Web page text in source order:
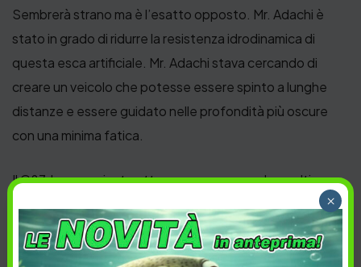
Sembrerà strano ma è l’esatto opposto. Mr. Adachi è
stato in grado di ridurre la resistenza idrodinamica di
questa esca artificiale. Mr. Adachi stava cercando di
creare un veicolo che potesse essere spinto a lunghe
distanze e essere guidato nelle profondità più oscure
con una minima fatica.
Il G87, ha camminato attraverso una cosa che molti
pioniere di una nuova categoria. Non solamente il primo
ed unico nel suo genere al mondo, ma il G87 ha creato un
×